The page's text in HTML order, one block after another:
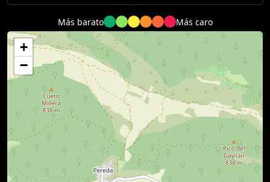
Más barato Más caro
+
−